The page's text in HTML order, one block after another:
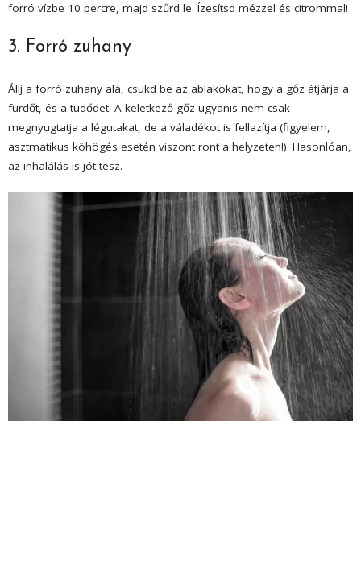
forró vízbe 10 percre, majd szűrd le. Ízesítsd mézzel és citrommal!
3. Forró zuhany
Állj a forró zuhany alá, csukd be az ablakokat, hogy a gőz átjárja a
fürdőt, és a tüdődet. A keletkező gőz ugyanis nem csak
megnyugtatja a légutakat, de a váladékot is fellazítja (figyelem,
asztmatikus köhögés esetén viszont ront a helyzeten!). Hasonlóan,
az inhalálás is jót tesz.